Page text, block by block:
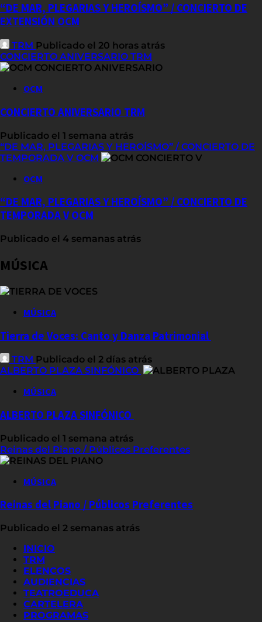
“DE MAR, PLEGARIAS Y HEROÍSMO” / CONCIERTO DE
EXTENSIÓN OCM
TRM Publicado el 20 horas atrás
CONCIERTO ANIVERSARIO TRM
OCM
CONCIERTO ANIVERSARIO TRM
Publicado el 1 semana atrás
“DE MAR, PLEGARIAS Y HEROÍSMO” / CONCIERTO DE
TEMPORADA V OCM
OCM
“DE MAR, PLEGARIAS Y HEROÍSMO” / CONCIERTO DE
TEMPORADA V OCM
Publicado el 4 semanas atrás
MÚSICA
MÚSICA
Tierra de Voces: Canto y Danza Patrimonial
TRM Publicado el 2 días atrás
ALBERTO PLAZA SINFÓNICO
MÚSICA
ALBERTO PLAZA SINFÓNICO
Publicado el 1 semana atrás
Reinas del Piano / Públicos Preferentes
MÚSICA
Reinas del Piano / Públicos Preferentes
Publicado el 2 semanas atrás
INICIO
TRM
ELENCOS
AUDIENCIAS
TEATROEDUCA
CARTELERA
PROGRAMAS